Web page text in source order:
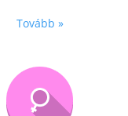
Tovább »